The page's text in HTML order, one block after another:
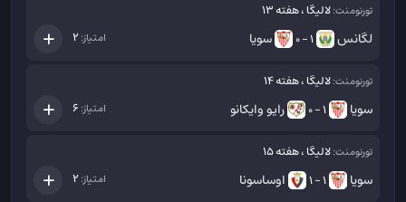
تورنومنت:لالیگا ، هفته 13
لگانس 1 - 0 سویا امتیاز: 2
تورنومنت:لالیگا ، هفته 14
سویا 1 - 0 رایو وایکانو امتیاز: 6
تورنومنت:لالیگا ، هفته 15
سویا 1 - 1 اوساسونا امتیاز: 2